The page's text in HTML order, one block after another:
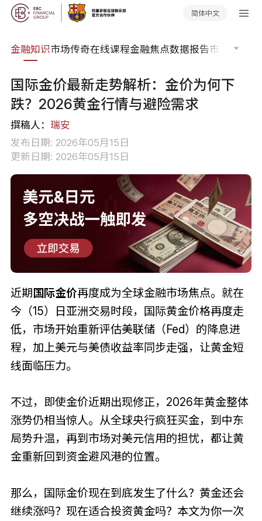
简体中文
金融知识市场传奇在线课程金融焦点数据报告市场分析
国际金价最新走势解析：金价为何下
跌？2026黄金行情与避险需求
撰稿人： 瑞安
发布日期: 2026年05月15日
更新日期: 2026年05月15日
近期国际金价再度成为全球金融市场焦点。就在
今（15）日亚洲交易时段，国际黄金价格再度走
低，市场开始重新评估美联储（Fed）的降息进
程，加上美元与美债收益率同步走强，让黄金短
线面临压力。
不过，即使金价近期出现修正，2026年黄金整体
涨势仍相当惊人。从全球央行疯狂买金，到中东
局势升温，再到市场对美元信用的担忧，都让黄
金重新回到资金避风港的位置。
那么，国际金价现在到底发生了什么？黄金还会
继续涨吗？现在适合投资黄金吗？本文为你一次